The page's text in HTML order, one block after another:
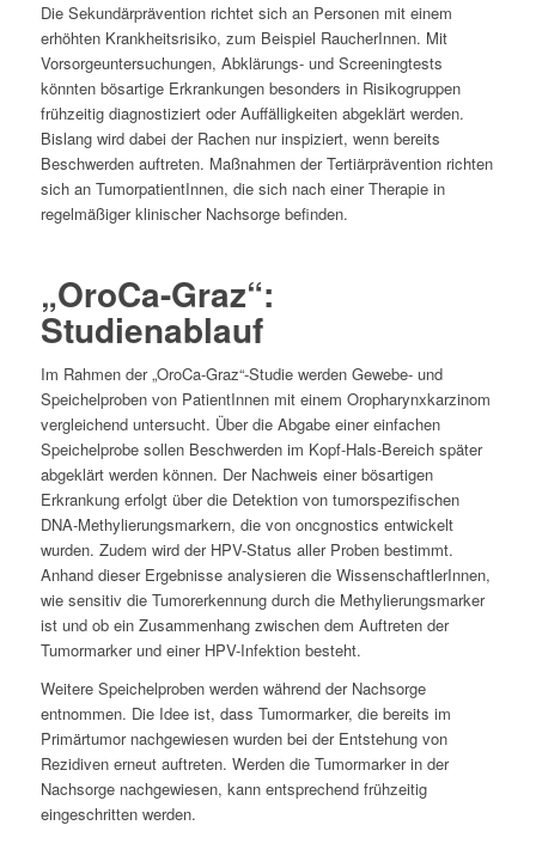
Die Sekundärprävention richtet sich an Personen mit einem
erhöhten Krankheitsrisiko, zum Beispiel RaucherInnen. Mit
Vorsorgeuntersuchungen, Abklärungs- und Screeningtests
könnten bösartige Erkrankungen besonders in Risikogruppen
frühzeitig diagnostiziert oder Auffälligkeiten abgeklärt werden.
Bislang wird dabei der Rachen nur inspiziert, wenn bereits
Beschwerden auftreten. Maßnahmen der Tertiärprävention richten
sich an TumorpatientInnen, die sich nach einer Therapie in
regelmäßiger klinischer Nachsorge befinden.
„OroCa-Graz“:
Studienablauf
Im Rahmen der „OroCa-Graz“-Studie werden Gewebe- und
Speichelproben von PatientInnen mit einem Oropharynxkarzinom
vergleichend untersucht. Über die Abgabe einer einfachen
Speichelprobe sollen Beschwerden im Kopf-Hals-Bereich später
abgeklärt werden können. Der Nachweis einer bösartigen
Erkrankung erfolgt über die Detektion von tumorspezifischen
DNA-Methylierungsmarkern, die von oncgnostics entwickelt
wurden. Zudem wird der HPV-Status aller Proben bestimmt.
Anhand dieser Ergebnisse analysieren die WissenschaftlerInnen,
wie sensitiv die Tumorerkennung durch die Methylierungsmarker
ist und ob ein Zusammenhang zwischen dem Auftreten der
Tumormarker und einer HPV-Infektion besteht.
Weitere Speichelproben werden während der Nachsorge
entnommen. Die Idee ist, dass Tumormarker, die bereits im
Primärtumor nachgewiesen wurden bei der Entstehung von
Rezidiven erneut auftreten. Werden die Tumormarker in der
Nachsorge nachgewiesen, kann entsprechend frühzeitig
eingeschritten werden.